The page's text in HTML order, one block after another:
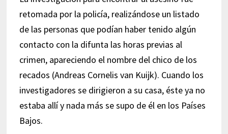
retomada por la policía, realizándose un listado
de las personas que podían haber tenido algún
contacto con la difunta las horas previas al
crimen, apareciendo el nombre del chico de los
recados (Andreas Cornelis van Kuijk). Cuando los
investigadores se dirigieron a su casa, éste ya no
estaba allí y nada más se supo de él en los Países
Bajos.